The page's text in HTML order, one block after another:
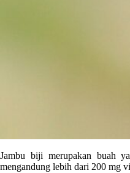
Jambu biji merupakan buah
mengandung lebih dari 200 mg